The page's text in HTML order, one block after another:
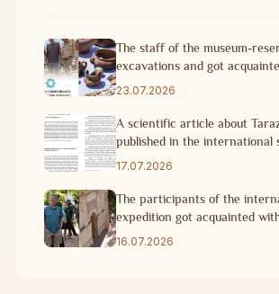
The staff of the museum-
excavations and got
progress of research work
23.07.2026
A scientific article about
published in the international
journal of Turkey.
17.07.2026
The participants of the
expedition got acquainted
heritage of Taraz
16.07.2026